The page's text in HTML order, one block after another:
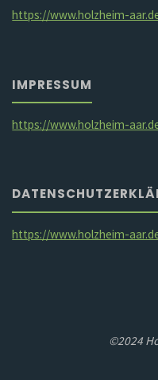
https://www.holzheim-
IMPRESSUM
https://www.holzheim-
https://www.holzheim-
©2024